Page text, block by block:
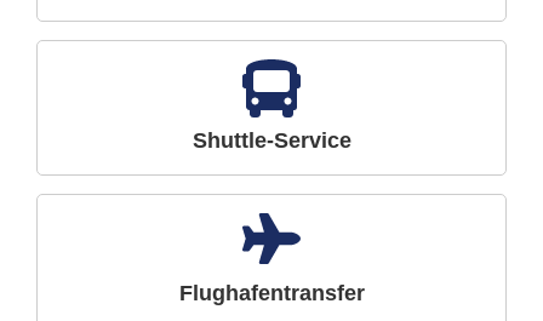
Shuttle-Service
Flughafentransfer